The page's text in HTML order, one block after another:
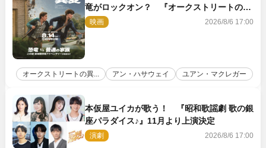
竜がロックオン？ 『オークストリートの異
変』新ビジュアル＆本編映像初解禁
映画 2026/8/6 17:00
オークストリートの異... アン・ハサウェイ ユアン・マクレガー
本仮屋ユイカが歌う！ 『昭和歌謡劇 歌の銀
座パラダイス♪』11月より上演決定
演劇 2026/8/6 17:00